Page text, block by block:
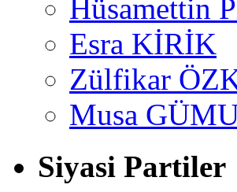
Hüsamettin
Esra KİRİK
Zülfikar
Musa
Siyasi Partiler